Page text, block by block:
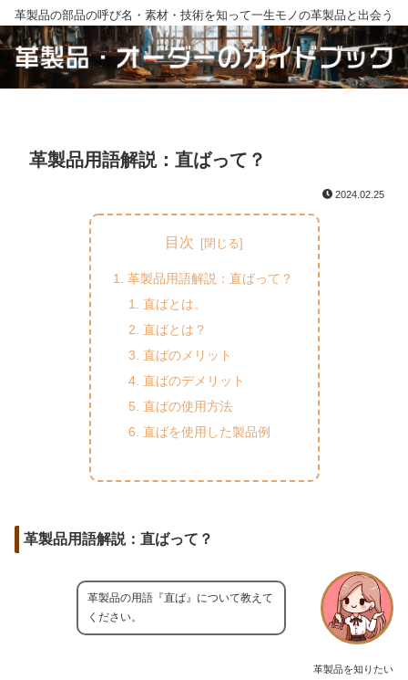
革製品の部品の呼び名・素材・技術を知って一生モノの革製品と出会う
革製品用語解説：直ばって？
2024.02.25
目次
革製品用語解説：直ばって？
直ばとは。
直ばとは？
直ばのメリット
直ばのデメリット
直ばの使用方法
直ばを使用した製品例
革製品用語解説：直ばって？
革製品を知りたい
革製品の用語『直ば』について教えて
ください。